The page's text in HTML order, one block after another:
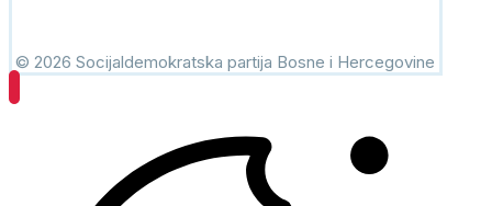
© 2026 Socijaldemokratska partija Bosne i Hercegovine